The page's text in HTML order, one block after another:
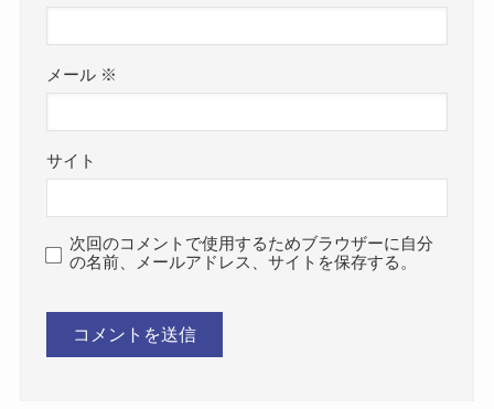
メール ※
サイト
次回のコメントで使用するためブラウザーに自分
の名前、メールアドレス、サイトを保存する。